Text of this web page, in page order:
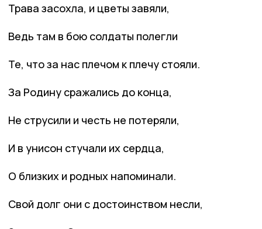
Трава засохла, и цветы завяли,
Ведь там в бою солдаты полегли
Те, что за нас плечом к плечу стояли.
За Родину сражались до конца,
Не струсили и честь не потеряли,
И в унисон стучали их сердца,
О близких и родных напоминали.
Свой долг они с достоинством несли,